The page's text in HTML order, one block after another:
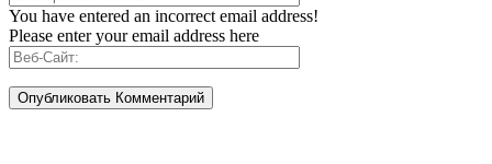
You have entered an incorrect email address!
Please enter your email address here